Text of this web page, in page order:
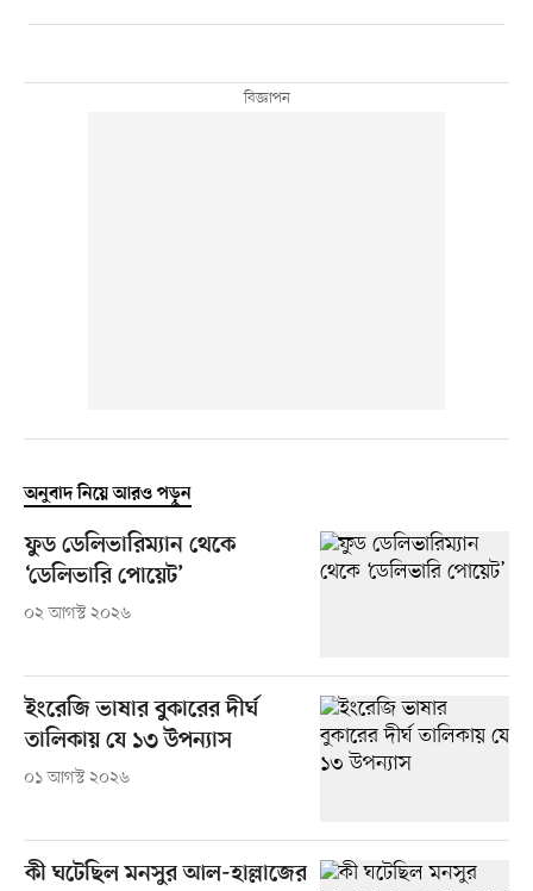
অনুবাদ নিয়ে আরও পড়ুন
ফুড ডেলিভারিম্যান থেকে
‘ডেলিভারি পোয়েট’
০২ আগস্ট ২০২৬
ইংরেজি ভাষার বুকারের দীর্ঘ
তালিকায় যে ১৩ উপন্যাস
০১ আগস্ট ২০২৬
কী ঘটেছিল মনসুর আল-হাল্লাজের